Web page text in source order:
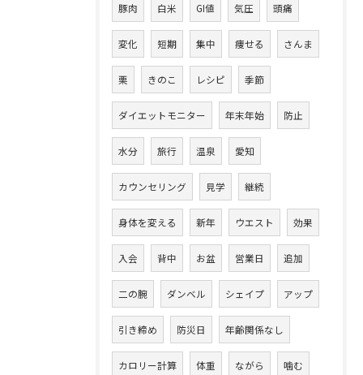
豚肉 白米 GI値 気圧 頭痛
変化 短期 集中 痩せる さんま
栗 きのこ レシピ 季節
ダイエットモニター 年末年始 防止
水分 旅行 温泉 愛知
カウンセリング 見学 継続
身体を変える 新年 ウエスト 効果
入会 背中 お盆 営業日 追加
二の腕 ダンベル シェイプ アップ
引き締め 防災日 年齢関係なし
カロリー計算 体重 ながら 噛む